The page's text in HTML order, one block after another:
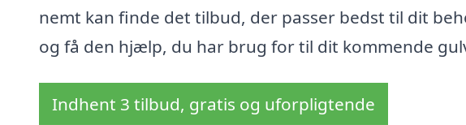
nemt kan finde det tilbud, der passer bedst til dit
og få den hjælp, du har brug for til dit kommende
Indhent 3 tilbud, gratis og uforpligtende